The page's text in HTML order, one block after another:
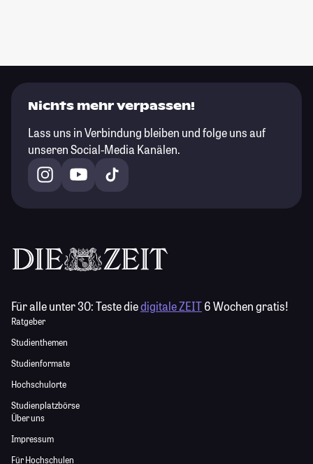
Nichts mehr verpassen!
Lass uns in Verbindung bleiben und folge uns auf
unseren Social-Media Kanälen.
Für alle unter 30:Teste diedigitale ZEIT6 Wochen gratis!
Ratgeber
Studienthemen
Studienformate
Hochschulorte
Studienplatzbörse
Über uns
Impressum
Für Hochschulen